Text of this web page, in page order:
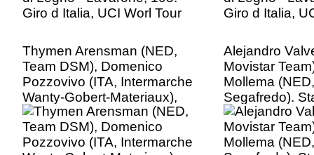
Thymen Arensman (NED,
Team DSM), Domenico
Pozzovivo (ITA, Intermarche
Wanty-Gobert-Materiaux),
Stage 17 Ponte di Legno -
Lavarone, 105. Giro d Italia,
UCI Worl Tour
Alejandro
Movistar
Mollema
Segafredo).
di Legno -
Giro d Italia,